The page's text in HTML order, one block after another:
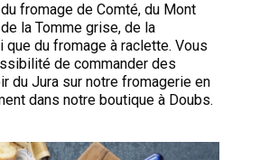
fromage de Comté, du Mont
la Tomme grise, de la
du fromage à raclette. Vous
de commander des
du Jura sur notre fromagerie en
dans notre boutique à Doubs.